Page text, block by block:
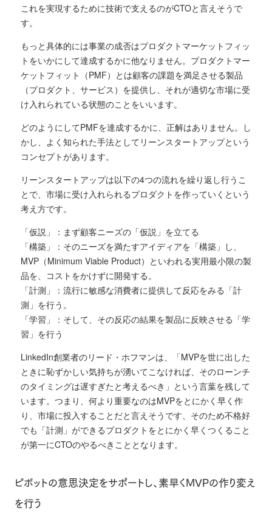
これを実現するために技術で支えるのがCTOと言えそうで
す。
もっと具体的には事業の成否はプロダクトマーケットフィッ
トをいかにして達成するかに他なりません。プロダクトマー
ケットフィット（PMF）とは顧客の課題を満足させる製品
（プロダクト、サービス）を提供し、それが適切な市場に受
け入れられている状態のことをいいます。
どのようにしてPMFを達成するかに、正解はありません。し
かし、よく知られた手法としてリーンスタートアップという
コンセプトがあります。
リーンスタートアップは以下の4つの流れを繰り返し行うこ
とで、市場に受け入れられるプロダクトを作っていくという
考え方です。
「仮説」：まず顧客ニーズの「仮説」を立てる
「構築」：そのニーズを満たすアイディアを「構築」し、
MVP（Minimum Viable Product）といわれる実用最小限の製
品を、コストをかけずに開発する。
「計測」：流行に敏感な消費者に提供して反応をみる「計
測」を行う。
「学習」：そして、その反応の結果を製品に反映させる「学
習」を行う
LinkedIn創業者のリード・ホフマンは、「MVPを世に出した
ときに恥ずかしい気持ちが湧いてこなければ、そのローンチ
のタイミングは遅すぎたと考えるべき」という言葉を残して
います。つまり、何より重要なのはMVPをとにかく早く作
り、市場に投入することだと言えそうです、そのため不格好
でも「計測」ができるプロダクトをとにかく早くつくること
が第一にCTOのやるべきこととなります。
ピボットの意思決定をサポートし、素早くMVPの作り変え
を行う